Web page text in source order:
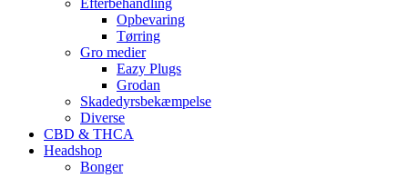
Opbevaring
Tørring
Gro medier
Eazy Plugs
Grodan
Skadedyrsbekæmpelse
Diverse
CBD & THCA
Headshop
Bonger